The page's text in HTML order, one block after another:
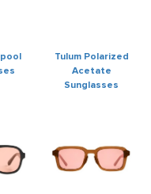
Tulum Polarized
Acetate
Sunglasses